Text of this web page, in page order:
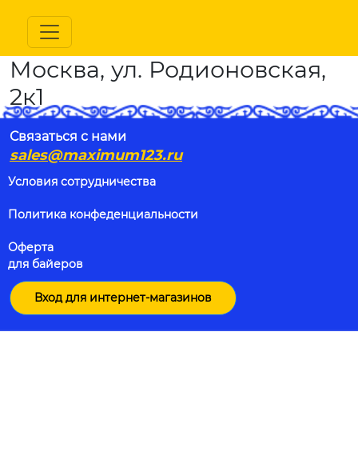
Москва, ул. Родионовская,
2к1
Связаться с нами
sales@maximum123.ru
Условия сотрудничества
Политика конфеденциальности
Оферта
для байеров
Вход для интернет-магазинов